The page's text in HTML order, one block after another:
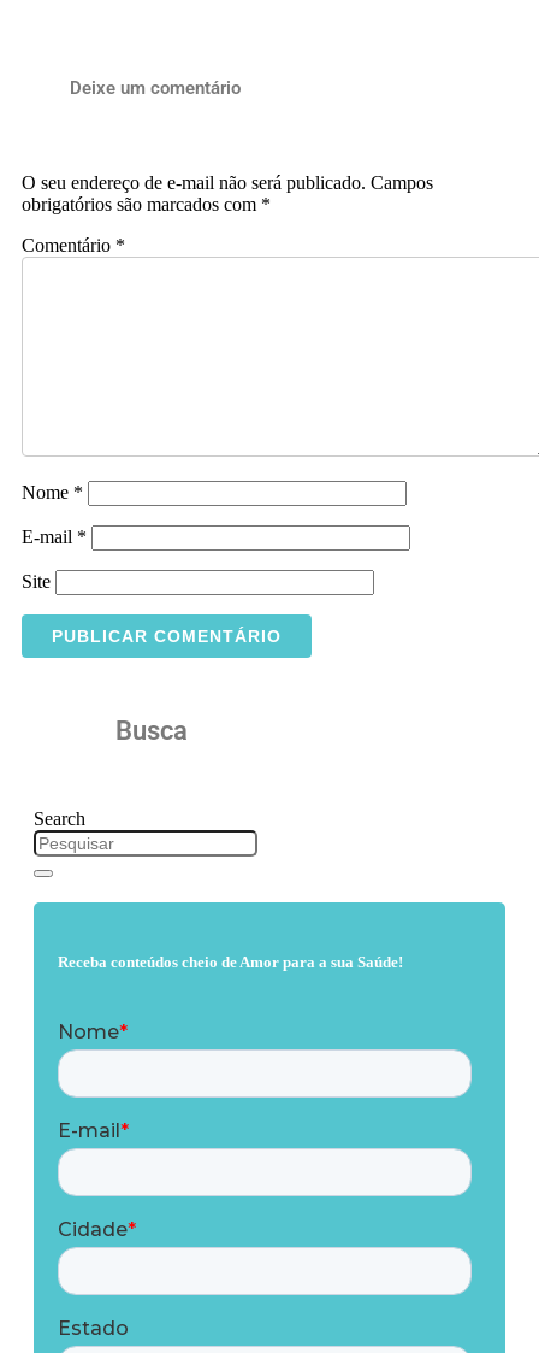
Deixe um comentário
O seu endereço de e-mail não será publicado. Campos
obrigatórios são marcados com *
Comentário *
Nome *
E-mail *
Site
Busca
Search
Receba conteúdos cheio de Amor para a sua Saúde!